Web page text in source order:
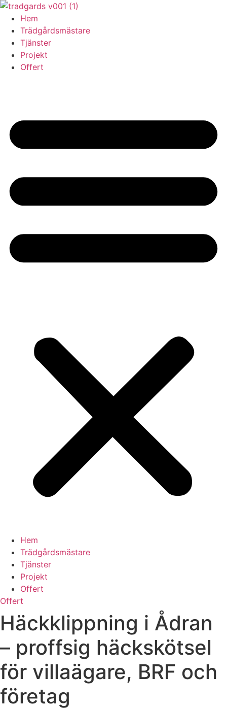
Skip
content
Hem
Trädgårdsmästare
Tjänster
Projekt
Offert
Hem
Trädgårdsmästare
Tjänster
Projekt
Offert
Offert
Häckklippning i Ådran
– proffsig häckskötsel
för villaägare, BRF och
företag